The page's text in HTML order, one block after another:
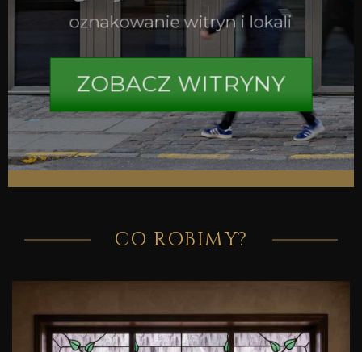
oznakowanie witryn i lokali
ZOBACZ WITRYNY
CO ROBIMY?